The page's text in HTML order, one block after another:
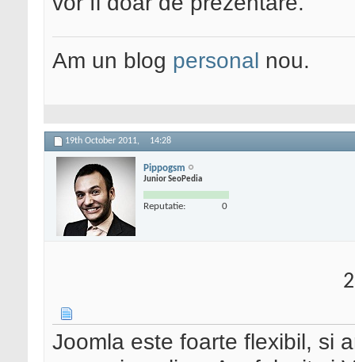
Am un blog personal nou.
19th October 2011, 14:28
Pippogsm
Junior SeoPedia
Reputatie: 0
Joomla este foarte flexibil, si